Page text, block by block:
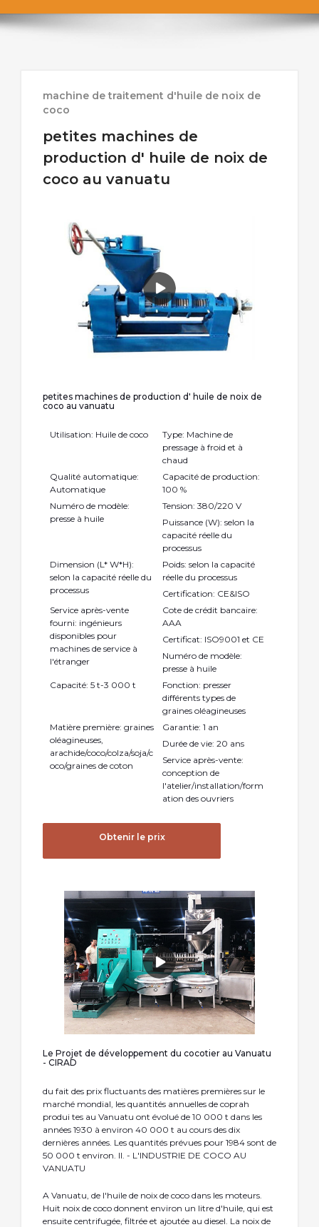
machine de traitement d'huile de noix de
coco
petites machines de
production d' huile de noix de
coco au vanuatu
petites machines de production d' huile de noix de
coco au vanuatu
Utilisation: Huile de coco
Type: Machine de
pressage à froid et à
chaud
Qualité automatique:
Automatique
Capacité de production:
100 %
Numéro de modèle:
presse à huile
Tension: 380/220 V
Puissance (W): selon la
capacité réelle du
processus
Dimension (L* W*H):
selon la capacité réelle du
processus
Poids: selon la capacité
réelle du processus
Certification: CE&ISO
Service après-vente
fourni: ingénieurs
disponibles pour
machines de service à
l'étranger
Cote de crédit bancaire:
AAA
Certificat: ISO9001 et CE
Numéro de modèle:
presse à huile
Capacité: 5 t-3 000 t
Fonction: presser
différents types de
graines oléagineuses
Matière première: graines
oléagineuses,
arachide/coco/colza/soja/c
oco/graines de coton
Garantie: 1 an
Durée de vie: 20 ans
Service après-vente:
conception de
l'atelier/installation/form
ation des ouvriers
Obtenir le prix
Le Projet de développement du cocotier au Vanuatu
- CIRAD
du fait des prix fluctuants des matières premières sur le
marché mondial, les quantités annuelles de coprah
produi­ tes au Vanuatu ont évolué de 10 000 t dans les
années 1930 à environ 40 000 t au cours des dix
dernières années. Les quantités prévues pour 1984 sont de
50 000 t environ. II. - L'INDUSTRIE DE COCO AU
VANUATU
A Vanuatu, de l'huile de noix de coco dans les moteurs.
Huit noix de coco donnent environ un litre d'huile, qui est
ensuite centrifugée, filtrée et ajoutée au diesel. La noix de